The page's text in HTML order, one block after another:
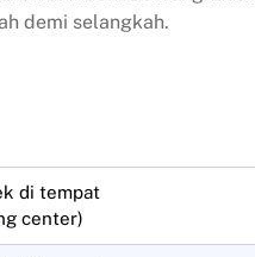
demi selangkah.
di tempat
center)